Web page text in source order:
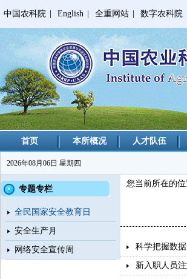
中国农科院 English 全重网站 数字农科院
首页 本所概况 人才队伍
2026年08月06日 星期四
专题专栏
全民国家安全教育日
安全生产月
网络安全宣传周
您当前所在的位
科学把握数
新入职人员